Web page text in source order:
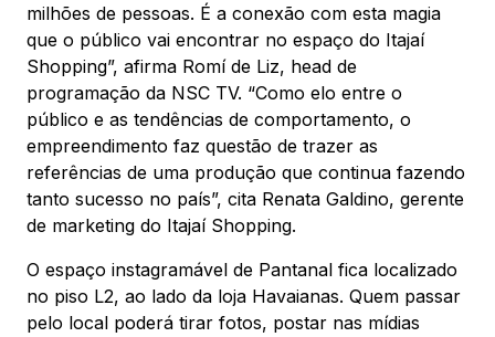
Vitrine virtual
milhões de pessoas. É a conexão com esta magia
que o público vai encontrar no espaço do Itajaí
Shopping”, afirma Romí de Liz, head de
programação da NSC TV. “Como elo entre o
público e as tendências de comportamento, o
empreendimento faz questão de trazer as
referências de uma produção que continua fazendo
tanto sucesso no país”, cita Renata Galdino, gerente
de marketing do Itajaí Shopping.
O espaço instagramável de Pantanal fica localizado
no piso L2, ao lado da loja Havaianas. Quem passar
pelo local poderá tirar fotos, postar nas mídias